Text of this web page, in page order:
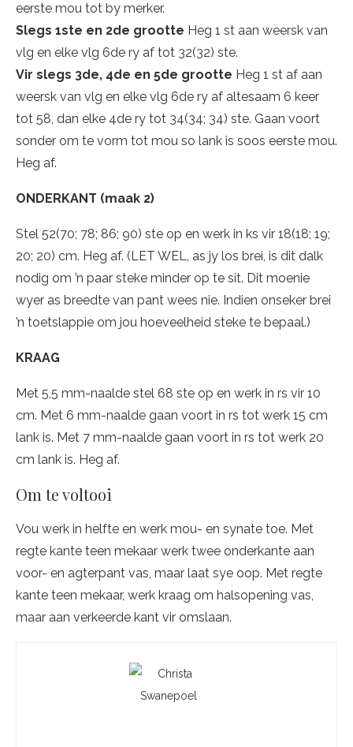
eerste mou tot by merker.
Slegs 1ste en 2de grootte Heg 1 st aan weersk van
vlg en elke vlg 6de ry af tot 32(32) ste.
Vir slegs 3de, 4de en 5de grootte Heg 1 st af aan
weersk van vlg en elke vlg 6de ry af altesaam 6 keer
tot 58, dan elke 4de ry tot 34(34; 34) ste. Gaan voort
sonder om te vorm tot mou so lank is soos eerste mou.
Heg af.
ONDERKANT (maak 2)
Stel 52(70; 78; 86; 90) ste op en werk in ks vir 18(18; 19;
20; 20) cm. Heg af. (LET WEL, as jy los brei, is dit dalk
nodig om ’n paar steke minder op te sit. Dit moenie
wyer as breedte van pant wees nie. Indien onseker brei
’n toetslappie om jou hoeveelheid steke te bepaal.)
KRAAG
Met 5,5 mm-naalde stel 68 ste op en werk in rs vir 10
cm. Met 6 mm-naalde gaan voort in rs tot werk 15 cm
lank is. Met 7 mm-naalde gaan voort in rs tot werk 20
cm lank is. Heg af.
Om te voltooi
Vou werk in helfte en werk mou- en synate toe. Met
regte kante teen mekaar werk twee onderkante aan
voor- en agterpant vas, maar laat sye oop. Met regte
kante teen mekaar, werk kraag om halsopening vas,
maar aan verkeerde kant vir omslaan.